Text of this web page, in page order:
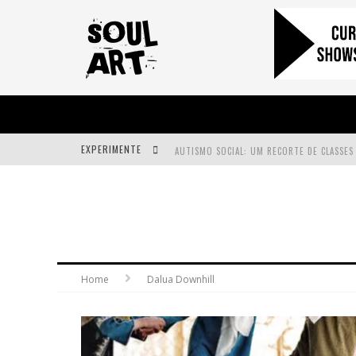
EXPERIMENTE
Home Dalua Downhill